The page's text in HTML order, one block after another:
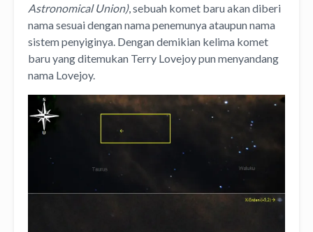
Astronomical Union), sebuah komet baru akan diberi
nama sesuai dengan nama penemunya ataupun nama
sistem penyiginya. Dengan demikian kelima komet
baru yang ditemukan Terry Lovejoy pun menyandang
nama Lovejoy.